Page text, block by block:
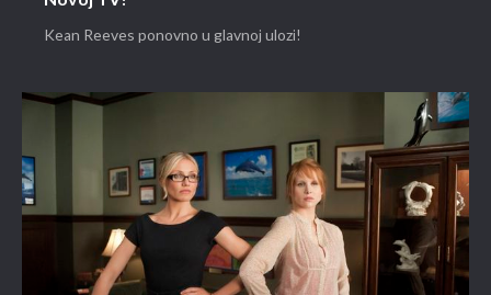
Kean Reeves ponovno u glavnoj ulozi!